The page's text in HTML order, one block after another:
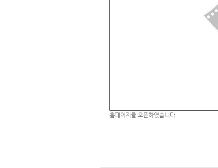
홈페이지를 오픈하였습니다.